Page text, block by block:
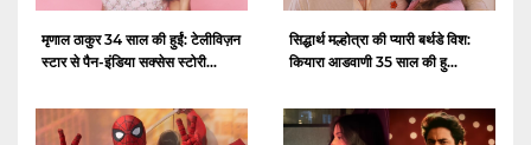
मृणाल ठाकुर 34 साल की हुईं: टेलीविज़न
स्टार से पैन-इंडिया सक्सेस स्टोरी...
सिद्धार्थ मल्होत्रा ​​की प्यारी बर्थडे विश:
कियारा आडवाणी 35 साल की हु...